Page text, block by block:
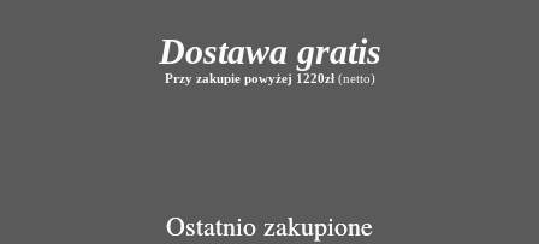
Dostawa gratis
Przy zakupie powyżej 1220zł(netto)
Ostatnio zakupione